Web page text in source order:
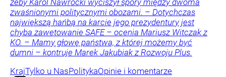
żeby Karol Nawrocki wyciszył spory między dwoma
zwaśnionymi politycznymi obozami. – Dotychczas
największą hańbą na karcie jego prezydentury jest
chyba zawetowanie SAFE – ocenia Mariusz Witczak z
KO. – Mamy głowę państwa, z której możemy być
dumni – kontruje Marek Jakubiak z Rozwoju Plus.
KrajTylko u NasPolitykaOpinie i komentarze